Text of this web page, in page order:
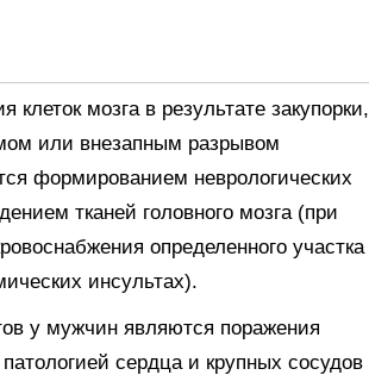
мозга в результате закупорки,
или внезапным разрывом
формированием неврологических
тканей головного мозга (при
определенного участка
инсультах).
у мужчин являются поражения
сердца и крупных сосудов